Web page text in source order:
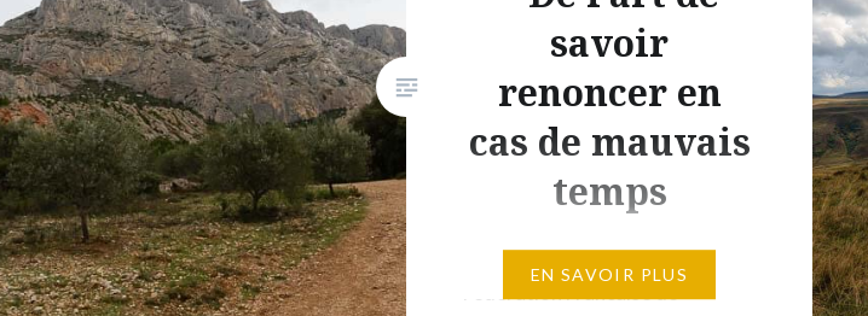
savoir
renoncer en
cas de mauvais
temps
Il y a quelques jours, la
Fédération Française de
EN SAVOIR PLUS